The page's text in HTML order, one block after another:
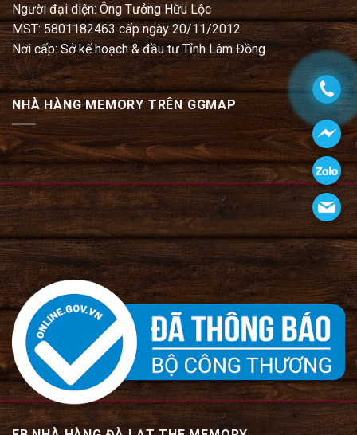
Người đại diện: Ông Tưởng Hữu Lộc
MST: 5801182463 cấp ngày 20/11/2012
Nơi cấp: Sở kế hoạch & đầu tư Tỉnh Lâm Đồng
NHÀ HÀNG MEMORY TRÊN GGMAP